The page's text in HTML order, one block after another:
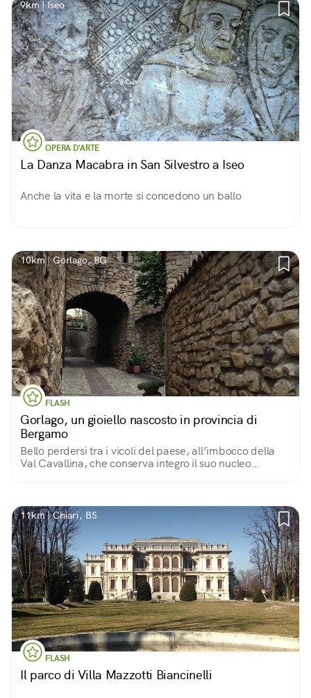
9km | Iseo
OPERA D'ARTE
La Danza Macabra in San Silvestro a Iseo
Anche la vita e la morte si concedono un ballo
10km | Gorlago, BG
FLASH
Gorlago, un gioiello nascosto in provincia di
Bergamo
Bello perdersi tra i vicoli del paese, all’imbocco della
Val Cavallina, che conserva integro il suo nucleo
11km | Chiari, BS
FLASH
Il parco di Villa Mazzotti Biancinelli